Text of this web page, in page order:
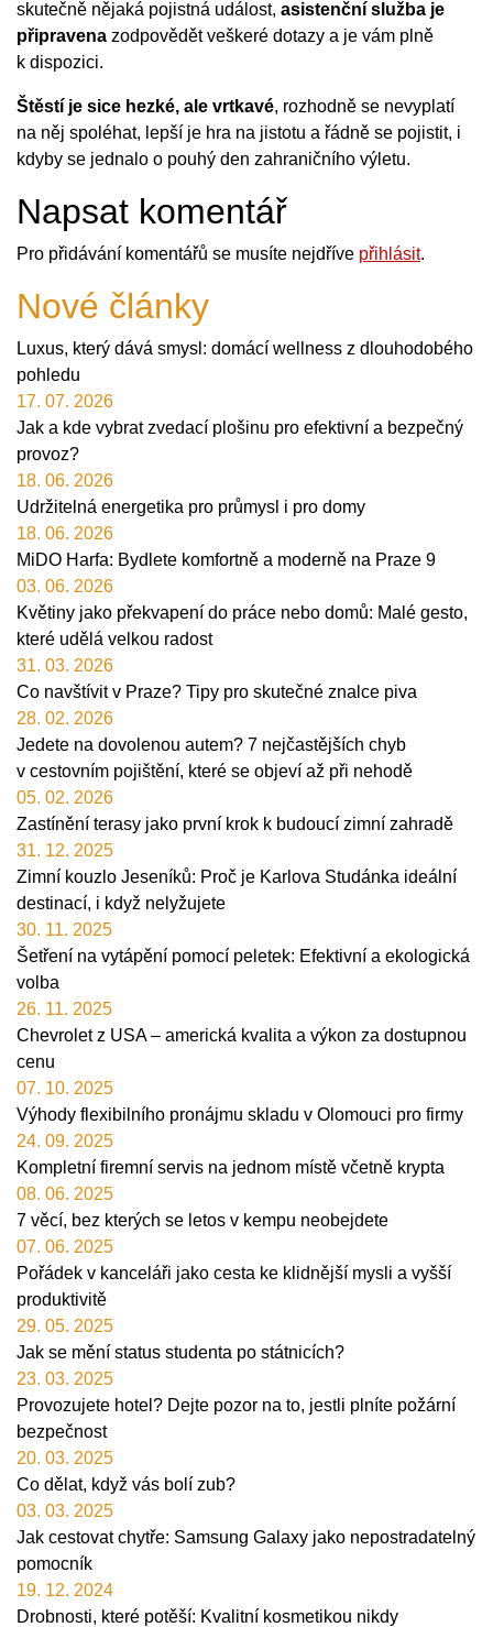
skutečně nějaká pojistná událost, asistenční služba je
připravena zodpovědět veškeré dotazy a je vám plně
k dispozici.
Štěstí je sice hezké, ale vrtkavé, rozhodně se nevyplatí
na něj spoléhat, lepší je hra na jistotu a řádně se pojistit, i
kdyby se jednalo o pouhý den zahraničního výletu.
Napsat komentář
Pro přidávání komentářů se musíte nejdříve přihlásit.
Nové články
Luxus, který dává smysl: domácí wellness z dlouhodobého
pohledu
17. 07. 2026
Jak a kde vybrat zvedací plošinu pro efektivní a bezpečný
provoz?
18. 06. 2026
Udržitelná energetika pro průmysl i pro domy
18. 06. 2026
MiDO Harfa: Bydlete komfortně a moderně na Praze 9
03. 06. 2026
Květiny jako překvapení do práce nebo domů: Malé gesto,
které udělá velkou radost
31. 03. 2026
Co navštívit v Praze? Tipy pro skutečné znalce piva
28. 02. 2026
Jedete na dovolenou autem? 7 nejčastějších chyb
v cestovním pojištění, které se objeví až při nehodě
05. 02. 2026
Zastínění terasy jako první krok k budoucí zimní zahradě
31. 12. 2025
Zimní kouzlo Jeseníků: Proč je Karlova Studánka ideální
destinací, i když nelyžujete
30. 11. 2025
Šetření na vytápění pomocí peletek: Efektivní a ekologická
volba
26. 11. 2025
Chevrolet z USA – americká kvalita a výkon za dostupnou
cenu
07. 10. 2025
Výhody flexibilního pronájmu skladu v Olomouci pro firmy
24. 09. 2025
Kompletní firemní servis na jednom místě včetně krypta
08. 06. 2025
7 věcí, bez kterých se letos v kempu neobejdete
07. 06. 2025
Pořádek v kanceláři jako cesta ke klidnější mysli a vyšší
produktivitě
29. 05. 2025
Jak se mění status studenta po státnicích?
23. 03. 2025
Provozujete hotel? Dejte pozor na to, jestli plníte požární
bezpečnost
20. 03. 2025
Co dělat, když vás bolí zub?
03. 03. 2025
Jak cestovat chytře: Samsung Galaxy jako nepostradatelný
pomocník
19. 12. 2024
Drobnosti, které potěší: Kvalitní kosmetikou nikdy